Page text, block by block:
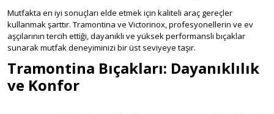
Mutfakta en iyi sonuçları elde etmek için kaliteli araç gereçler
kullanmak şarttır. Tramontina ve Victorinox, profesyonellerin ve ev
aşçılarının tercih ettiği, dayanıklı ve yüksek performanslı bıçaklar
sunarak mutfak deneyiminizi bir üst seviyeye taşır.
Tramontina Bıçakları: Dayanıklılık
ve Konfor